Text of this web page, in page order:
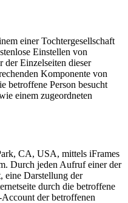
einer Tochtergesellschaft
Einstellen von
Einzelseiten dieser
Komponente von
betroffene Person besucht
einem zugeordneten
CA, USA, mittels iFrames
Durch jeden Aufruf einer der
eine Darstellung der
durch die betroffene
der betroffenen